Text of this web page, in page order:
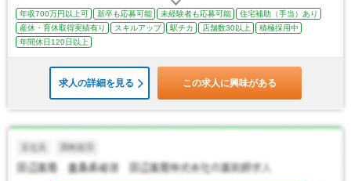
年収700万円以上可 新卒も応募可能 未経験者も応募可能
住宅補助（手当）あり
産休・育休取得実績有り
スキルアップ 駅チカ 店舗数30以上
積極採用中
年間休日120日以上
求人の詳細を見る この求人に興味がある